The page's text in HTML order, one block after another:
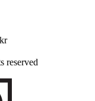
reserved